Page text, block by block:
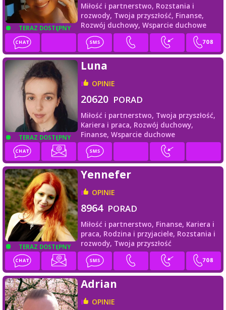
TERAZ DOSTĘPNY
Miłość i partnerstwo, Rozstania i
rozwody, Twoja przyszłość, Finanse,
Rozwój duchowy, Wsparcie duchowe
TERAZ DOSTĘPNY
Luna
OPINIE
20620 PORAD
Miłość i partnerstwo, Twoja przyszłość,
Kariera i praca, Rozwój duchowy,
Finanse, Wsparcie duchowe
TERAZ DOSTĘPNY
Yennefer
OPINIE
8964 PORAD
Miłość i partnerstwo, Finanse, Kariera i
praca, Rodzina i przyjaciele, Rozstania i
rozwody, Twoja przyszłość
Adrian
OPINIE